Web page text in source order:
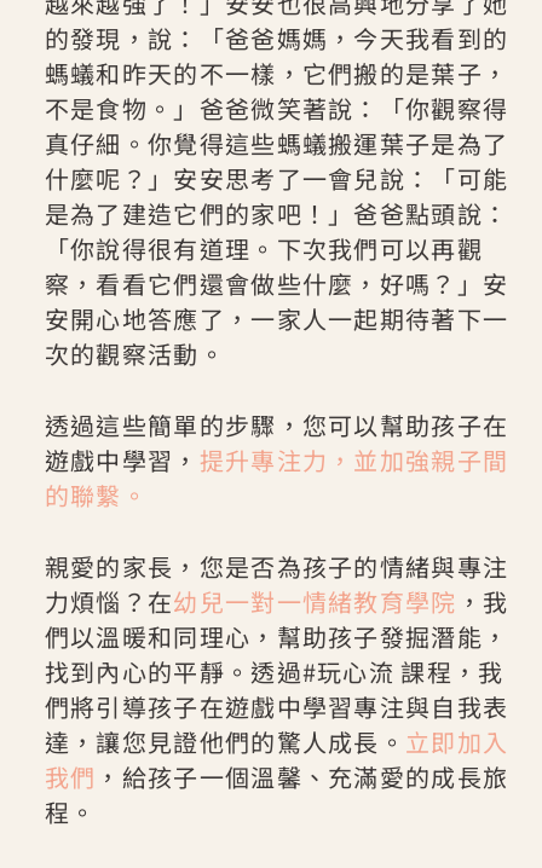
的發現，說：「爸爸媽媽，今天我看到的
螞蟻和昨天的不一樣，它們搬的是葉子，
不是食物。」爸爸微笑著說：「你觀察得
真仔細。你覺得這些螞蟻搬運葉子是為了
什麼呢？」安安思考了一會兒說：「可能
是為了建造它們的家吧！」爸爸點頭說：
「你說得很有道理。下次我們可以再觀
察，看看它們還會做些什麼，好嗎？」安
安開心地答應了，一家人一起期待著下一
次的觀察活動。
透過這些簡單的步驟，您可以幫助孩子在
遊戲中學習， 提升專注力，並加強親子間
的聯繫。
親愛的家長，您是否為孩子的情緒與專注
力煩惱？在幼兒一對一情緒教育學院 ，我
們以溫暖和同理心，幫助孩子發掘潛能，
找到內心的平靜。透過#玩心流 課程，我
們將引導孩子在遊戲中學習專注與自我表
達，讓您見證他們的驚人成長。 立即加入
我們 ，給孩子一個溫馨、充滿愛的成長旅
程。